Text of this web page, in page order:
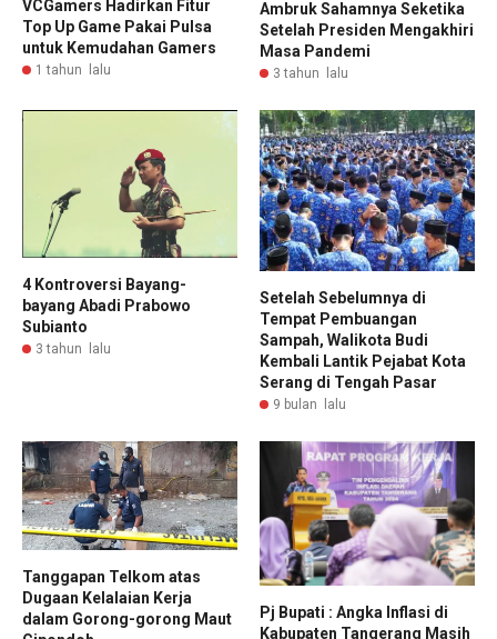
VCGamers Hadirkan Fitur
Top Up Game Pakai Pulsa
untuk Kemudahan Gamers
1 tahun lalu
Ambruk Sahamnya Seketika
Setelah Presiden Mengakhiri
Masa Pandemi
3 tahun lalu
4 Kontroversi Bayang-
bayang Abadi Prabowo
Subianto
3 tahun lalu
Setelah Sebelumnya di
Tempat Pembuangan
Sampah, Walikota Budi
Kembali Lantik Pejabat Kota
Serang di Tengah Pasar
9 bulan lalu
Tanggapan Telkom atas
Dugaan Kelalaian Kerja
dalam Gorong-gorong Maut
Pj Bupati : Angka Inflasi di
Kabupaten Tangerang Masih